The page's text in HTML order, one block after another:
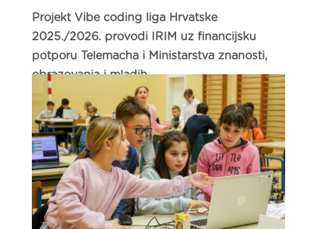
Projekt Vibe coding liga Hrvatske
2025./2026. provodi IRIM uz financijsku
potporu Telemacha i Ministarstva znanosti,
obrazovanja i mladih.